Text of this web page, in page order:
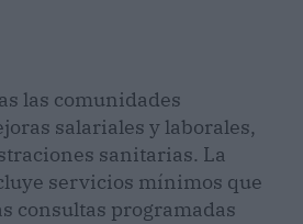
las comunidades
salariales y laborales,
sanitarias. La
servicios mínimos que
consultas programadas